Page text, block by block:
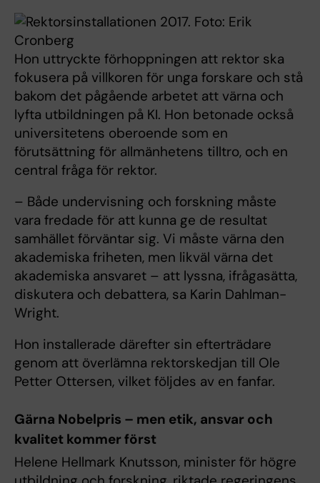
Hon uttryckte förhoppningen att rektor ska
fokusera på villkoren för unga forskare och stå
bakom det pågående arbetet att värna och
lyfta utbildningen på KI. Hon betonade också
universitetens oberoende som en
förutsättning för allmänhetens tilltro, och en
central fråga för rektor.
– Både undervisning och forskning måste
vara fredade för att kunna ge de resultat
samhället förväntar sig. Vi måste värna den
akademiska friheten, men likväl värna det
akademiska ansvaret – att lyssna, ifrågasätta,
diskutera och debattera, sa Karin Dahlman-
Wright.
Hon installerade därefter sin efterträdare
genom att överlämna rektorskedjan till Ole
Petter Ottersen, vilket följdes av en fanfar.
Gärna Nobelpris – men etik, ansvar och
kvalitet kommer först
Helene Hellmark Knutsson, minister för högre